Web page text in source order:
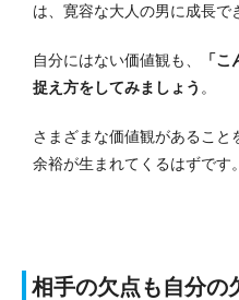
は、寛容な大人の男に成長で
自分にはない価値観も、
「
捉え方をしてみましょう 。
さまざまな価値観があるこ
余裕が生まれてくるはずです。
相手の欠点も自分の